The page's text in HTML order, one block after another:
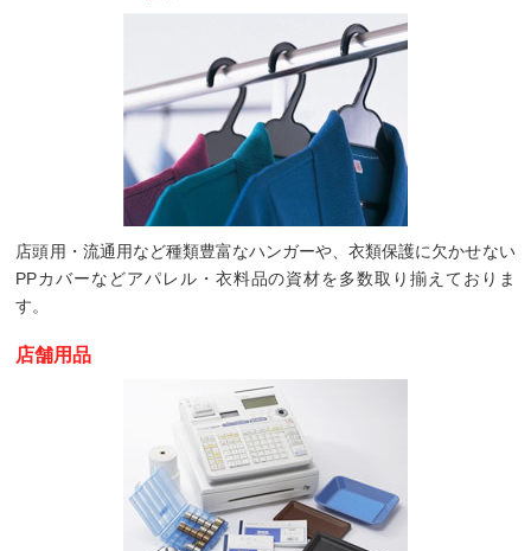
店頭用・流通用など種類豊富なハンガーや、衣類保護に欠かせない
PPカバーなどアパレル・衣料品の資材を多数取り揃えておりま
す。
店舗用品